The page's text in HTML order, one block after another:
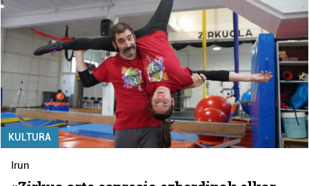
KULTURA
Irun